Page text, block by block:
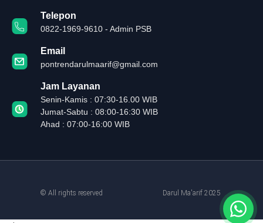
Telepon
0822-1969-9610 - Admin PSB
Email
pontrendarulmaarif@gmail.com
Jam Layanan
Senin-Kamis : 07:30-16.00 WIB
Jumat-Sabtu : 08:00-16:30 WIB
Ahad : 07:00-16:00 WIB
© All rights reserved Darul Ma'arif 2025